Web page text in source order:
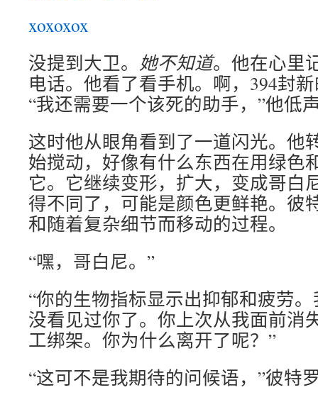
xoxoxox
没提到大卫。 她不知道。他在心里
电话。他看了看手机。啊，394封
“我还需要一个该死的助手，”他低
这时他从眼角看到了一道闪光。他
始搅动，好像有什么东西在用绿色
它。它继续变形，扩大，变成哥白
得不同了，可能是颜色更鲜艳。彼
和随着复杂细节而移动的过程。
“嘿，哥白尼。”
“你的生物指标显示出抑郁和疲劳
没看见过你了。你上次从我面前消
工绑架。你为什么离开了呢？”
“这可不是我期待的问候语，”彼特